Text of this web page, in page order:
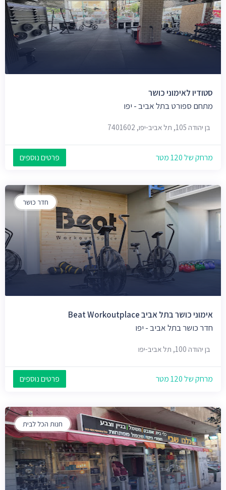
סטודיו לאימוני כושר
מתחם ספורט בתל אביב - יפו
בן יהודה 105, תל אביב-יפו, 7401602
מרחק של 120 מטר פרטים נוספים
חדר כושר
אימוני כושר בתל אביב Beat Workoutplace
חדר כושר בתל אביב - יפו
בן יהודה 100, תל אביב-יפו
מרחק של 120 מטר פרטים נוספים
חנות הכל לבית